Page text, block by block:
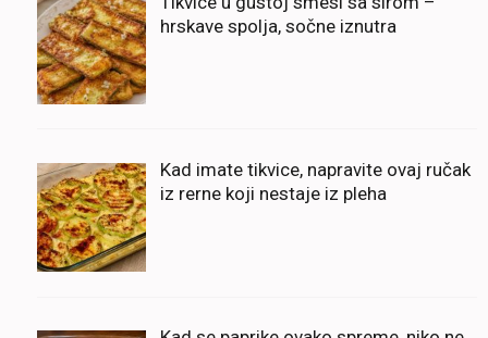
hrskave spolja, sočne iznutra
Kad imate tikvice, napravite ovaj ručak
iz rerne koji nestaje iz pleha